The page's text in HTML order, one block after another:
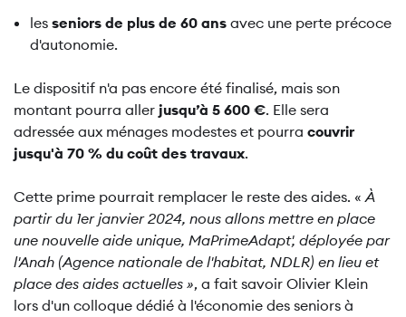
les seniors de plus de 60 ans avec une perte précoce
d'autonomie.
Le dispositif n'a pas encore été finalisé, mais son
montant pourra aller jusqu’à 5 600 €. Elle sera
adressée aux ménages modestes et pourra couvrir
jusqu'à 70 % du coût des travaux.
Cette prime pourrait remplacer le reste des aides. «À
partir du 1er janvier 2024, nous allons mettre en place
une nouvelle aide unique, MaPrimeAdapt', déployée par
l'Anah (Agence nationale de l'habitat, NDLR) en lieu et
place des aides actuelles », a fait savoir Olivier Klein
lors d'un colloque dédié à l'économie des seniors à